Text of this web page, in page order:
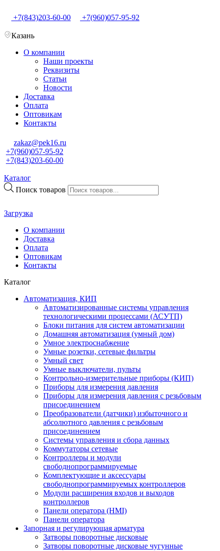
+7(843)203-60-00 +7(960)057-95-92
Казань
О компании
Наши проекты
Реквизиты
Статьи
Новости
Доставка
Оплата
Оптовикам
Контакты
zakaz@pek16.ru
+7(960)057-95-92
+7(843)203-60-00
Каталог
Поиск товаров
Загрузка
О компании
Доставка
Оплата
Оптовикам
Контакты
Каталог
Автоматизация, КИП
Автоматизированные системы управления
технологическими процессами (АСУТП)
Блоки питания для систем автоматизации
Домашняя автоматизация (умный дом)
Умное электроснабжение
Умные розетки, сетевые фильтры
Умный свет
Умные выключатели, пульты
Контрольно-измерительные приборы (КИП)
Приборы для измерения давления
Приборы для измерения давления с резьбовым
присоединением
Преобразователи (датчики) избыточного и
абсолютного давления с резьбовым
присоединением
Системы управления и сбора данных
Коммутаторы сетевые
Контроллеры и модули
свободнопрограммируемые
Комплектующие и аксессуары
свободнопрограммируемых контроллеров
Модули расширения входов и выходов
контроллеров
Панели оператора (HMI)
Панели оператора
Запорная и регулирующая арматура
Затворы поворотные дисковые
Затворы поворотные дисковые чугунные